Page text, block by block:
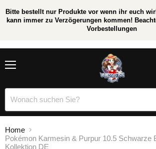
Bitte bestellt nur Produkte vor wenn ihr euch
kann immer zu Verzögerungen kommen!
Vorbestellungen
Home
Pokémon Karmesin & Purpur 10.5 Schwarze
Kollektion DE